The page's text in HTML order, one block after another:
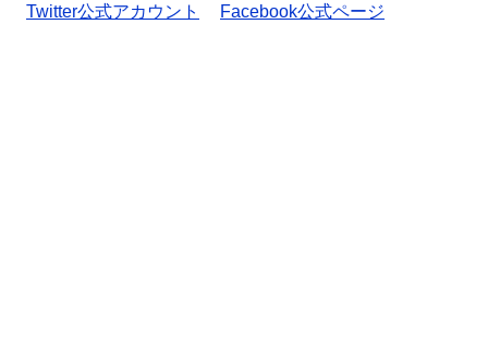
Twitter公式アカウント
Facebook公式ページ